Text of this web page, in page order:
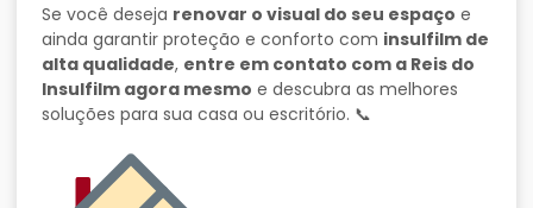
Se você deseja renovar o visual do seu espaço e
ainda garantir proteção e conforto com insulfilm de
alta qualidade, entre em contato com a Reis do
Insulfilm agora mesmo e descubra as melhores
soluções para sua casa ou escritório. 📞